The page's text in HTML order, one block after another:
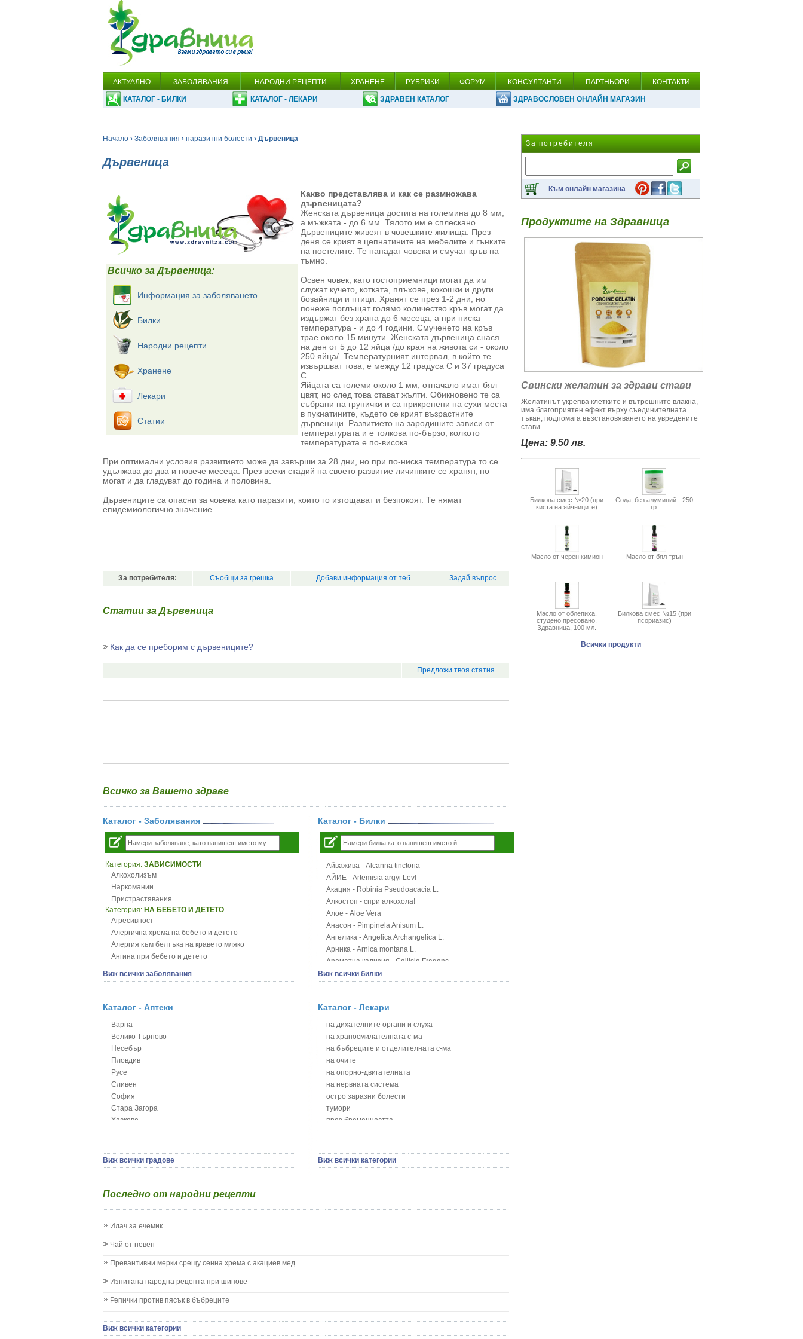
АКТУАЛНО ЗАБОЛЯВАНИЯ НАРОДНИ РЕЦЕПТИ ХРАНЕНЕ РУБРИКИ ФОРУМ КОНСУЛТАНТИ ПАРТНЬОРИ КОНТАКТИ
КАТАЛОГ - БИЛКИ КАТАЛОГ - ЛЕКАРИ ЗДРАВЕН КАТАЛОГ ЗДРАВОСЛОВЕН ОНЛАЙН МАГАЗИН
Начало › Заболявания › паразитни болести › Дървеница
Дървеница
Всичко за Дървеница:
Информация за заболяването
Билки
Народни рецепти
Хранене
Лекари
Статии
Какво представлява и как се размножава
дървеницата?
Женската дървеница достига на големина до 8 мм,
а мъжката - до 6 мм. Тялото им е сплескано.
Дървениците живеят в човешките жилища. През
деня се крият в цепнатините на мебелите и гънките
на постелите. Те нападат човека и смучат кръв на
тъмно.
Освен човек, като гостоприемници могат да им
служат кучето, котката, плъхове, кокошки и други
бозайници и птици. Хранят се през 1-2 дни, но
понеже поглъщат голямо количество кръв могат да
издържат без храна до 6 месеца, а при ниска
температура - и до 4 години. Смученето на кръв
трае около 15 минути. Женската дървеница снася
на ден от 5 до 12 яйца /до края на живота си - около
250 яйца/. Температурният интервал, в който те
извършват това, е между 12 градуса С и 37 градуса
С.
Яйцата са големи около 1 мм, отначало имат бял
цвят, но след това стават жълти. Обикновено те са
събрани на групички и са прикрепени на сухи места
в пукнатините, където се крият възрастните
дървеници. Развитието на зародишите зависи от
температурата и е толкова по-бързо, колкото
температурата е по-висока.
При оптимални условия развитието може да завърши за 28 дни, но при по-ниска температура то се
удължава до два и повече месеца. През всеки стадий на своето развитие личинките се хранят, но
могат и да гладуват до година и половина.
Дървениците са опасни за човека като паразити, които го изтощават и безпокоят. Те нямат
епидемиологично значение.
За потребителя: Съобщи за грешка Добави информация от теб Задай въпрос
Статии за Дървеница
Как да се преборим с дървениците?
Предложи твоя статия
Всичко за Вашето здраве
Каталог - Заболявания
Категория: ЗАВИСИМОСТИ
Алкохолизъм
Наркомании
Пристрастявания
Категория: НА БЕБЕТО И ДЕТЕТО
Агресивност
Алергична хрема на бебето и детето
Алергия към белтъка на кравето мляко
Ангина при бебето и детето
Анемия при бебето и детето
Апетит - пълни деца
Безапетитие при бебето и детето
Бронхит и пневмония при деца
Варицела
Висока температура на бебето и детето
Възпаление на ушите на бебето и детето
Глисти
Грижа за пъпа на новороденото
Грип при бебето и детето
Гърч
Детски диабет
Жълтеница
Запек на бебето и детето
Кашлица при бебето и детето
Колики
Менингит
Млечница
Нощно напикаване - енуреза
Виж всички заболявания
Каталог - Билки
Айважива - Alcanna tinctoria
АЙИЕ - Artemisia argyi Levl
Акация - Robinia Pseudoacacia L.
Алкостоп - спри алкохола!
Алое - Aloe Vera
Анасон - Pimpinela Anisum L.
Ангелика - Angelica Archangelica L.
Арника - Arnica montana L.
Ароматна кализия - Callisia Fragans
Арония - Sorbus melanocorpa
Блатен аир - Acorus calamus L.
Блатен тъжник - Spirea ulmaria L.
Блян
Бобови шушулки - Phaseolus Vulgaris L.
Божур - Paeonia Decora
Борови връхчета - Pinus sylvestris
Босилек - Ocimum Basillicum
Брей - Tamus Communis
Брош - Rubia tinctorum L.
Бръшлян - Hedera helix L.
Бял имел - Viscum album L.
Бял оман - Inula Helenium L.
Бяла върба - Salix Аlba
Вратига - Tanacetrum Vulgare
Виж всички билки
Каталог - Аптеки
Варна
Велико Търново
Несебър
Пловдив
Русе
Сливен
София
Стара Загора
Хасково
Виж всички градове
Каталог - Лекари
на дихателните органи и слуха
на храносмилателната с-ма
на бъбреците и отделителната с-ма
на очите
на опорно-двигателната
на нервната система
остро заразни болести
тумори
през бременността
сексуални проблеми
на половите органи
Виж всички категории
Последно от народни рецепти
Илач за ечемик
Чай от невен
Превантивни мерки срещу сенна хрема с акациев мед
Изпитана народна рецепта при шипове
Репички против пясък в бъбреците
Виж всички категории
За потребителя
Към онлайн магазина
Продуктите на Здравница
Свински желатин за здрави стави
Желатинът укрепва клетките и вътрешните влакна,
има благоприятен ефект върху съединителната
тъкан, подпомага възстановяването на увредените
стави....
Цена: 9.50 лв.
Билкова смес №20 (при
киста на яйчниците)
Сода, без алуминий - 250
гр.
Масло от черен кимион Масло от бял трън
Масло от облепиха,
студено пресовано,
Здравница, 100 мл.
Билкова смес №15 (при
псориазис)
Всички продукти